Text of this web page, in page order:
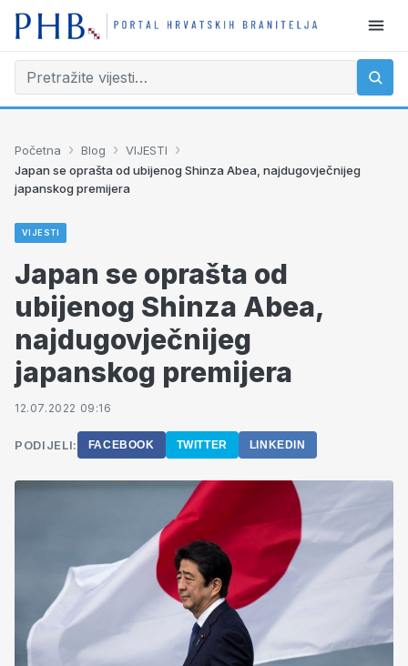
Početna › Blog › VIJESTI ›
Japan se oprašta od ubijenog Shinza Abea, najdugovječnijeg
japanskog premijera
VIJESTI
Japan se oprašta od
ubijenog Shinza Abea,
najdugovječnijeg
japanskog premijera
12.07.2022 09:16
PODIJELI: FACEBOOK TWITTER LINKEDIN